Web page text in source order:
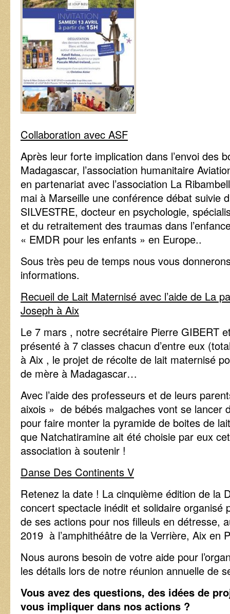
Collaboration avec ASF
Après leur forte implication dans l’envoi des
Madagascar, l’association humanitaire
en partenariat avec l’association La
mai à Marseille une conférence débat suivie
SILVESTRE, docteur en psychologie,
et du retraitement des traumas dans
« EMDR pour les enfants » en Europe..
Sous très peu de temps nous vous
informations.
Recueil de Lait Maternisé avec l’aide de La
Joseph à Aix
Le 7 mars , notre secrétaire Pierre GIBERT
présenté à 7 classes chacun d’entre eux
à Aix , le projet de récolte de lait maternisé
de mère à Madagascar…
Avec l’aide des professeurs et de leurs
aixois » de bébés malgaches vont se lancer
pour faire monter la pyramide de boites de
que Natchatiramine ait été choisie par eux
association à soutenir !
Danse Des Continents V
Retenez la date ! La cinquième édition de la
concert spectacle inédit et solidaire organisé
de ses actions pour nos filleuls en détresse,
2019 à l’amphithéâtre de la Verrière, Aix en
Nous aurons besoin de votre aide pour
les détails lors de notre réunion annuelle de
Vous avez des questions, des idées de
vous impliquer dans nos actions ?